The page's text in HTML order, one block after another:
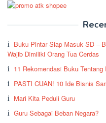
Buku Pintar Siap Masuk SD –
Wajib Dimiliki Orang Tua Cerdas
11 Rekomendasi Buku
PASTI CUAN! 10 Ide Bisnis
Mari Kita Peduli Guru
Guru Sebagai Beban Negara?